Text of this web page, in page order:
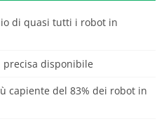
di quasi tutti i robot in
precisa disponibile
capiente del 83% dei robot in